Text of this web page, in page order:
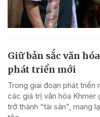
Giữ bản sắc văn
phát triển mới
Trong giai đoạn phát triển
các giá trị văn hóa Khmer
trở thành “tài sản”, mang